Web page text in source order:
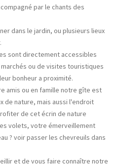
par le chants des
dans le jardin, ou plusieurs lieux
sont directement accessibles
ou de visites touristiques
bonheur a proximité.
amis ou en famille notre gîte est
de nature, mais aussi l'endroit
de cet écrin de nature
volets, votre émerveillement
? voir passer les chevreuils dans
et de vous faire connaître notre